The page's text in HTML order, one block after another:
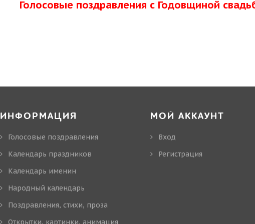
Голосовые поздравления с Годовщиной
ИНФОРМАЦИЯ
Голосовые поздравления
Календарь праздников
Календарь именин
Народный календарь
Поздравления, стихи, проза
Открытки, картинки, анимация
МОЙ АККАУНТ
Вход
Регистрация